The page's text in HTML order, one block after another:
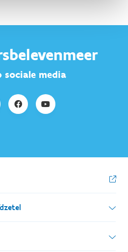
sociale media